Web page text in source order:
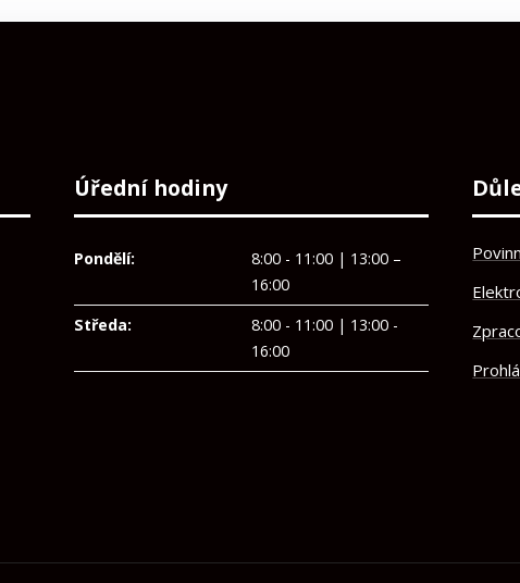
Úřední hodiny
Pondělí:
8:00 - 11:00 | 13:00 –
16:00
Středa:
8:00 - 11:00 | 13:00 -
16:00